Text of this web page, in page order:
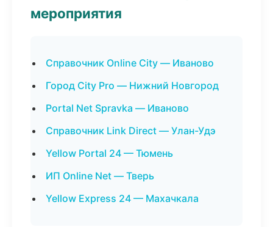
мероприятия
Справочник Online City — Иваново
Город City Pro — Нижний Новгород
Portal Net Spravka — Иваново
Справочник Link Direct — Улан-Удэ
Yellow Portal 24 — Тюмень
ИП Online Net — Тверь
Yellow Express 24 — Махачкала